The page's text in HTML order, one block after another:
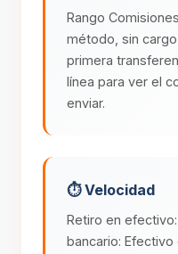
Rango
método, sin
primera
línea para ver el
enviar.
⏱️ Velocidad
Retiro en
bancario: